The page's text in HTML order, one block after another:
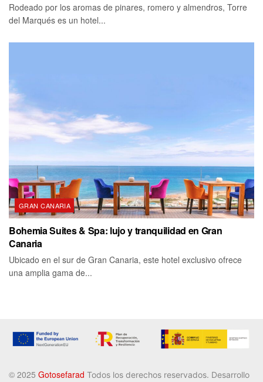
Rodeado por los aromas de pinares, romero y almendros, Torre
del Marqués es un hotel...
GRAN CANARIA
Bohemia Suites & Spa: lujo y tranquilidad en Gran
Canaria
Ubicado en el sur de Gran Canaria, este hotel exclusivo ofrece
una amplia gama de...
©️ 2025 Gotosefarad Todos los derechos reservados. Desarrollo